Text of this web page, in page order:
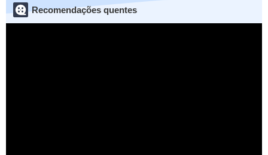
Recomendações quentes